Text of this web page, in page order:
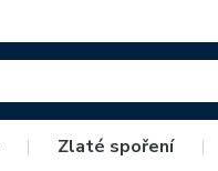
| Zlaté spoření |